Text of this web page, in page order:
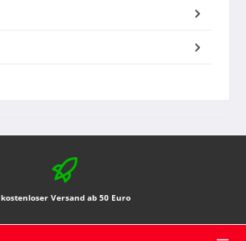
kostenloser Versand ab 50 Euro